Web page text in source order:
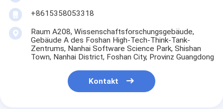
+8615358053318
Raum A208, Wissenschaftsforschungsgebäude,
Gebäude A des Foshan High-Tech-Think-Tank-
Zentrums, Nanhai Software Science Park, Shishan
Town, Nanhai District, Foshan City, Provinz Guangdong
Kontakt